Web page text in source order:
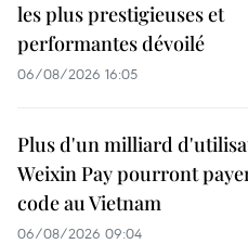
les plus prestigieuses et
performantes dévoilé
06/08/2026 16:05
Plus d'un milliard
Weixin Pay pourront
code au Vietnam
06/08/2026 09:04